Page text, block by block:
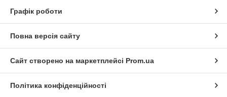
Графік роботи
Повна версія сайту
Сайт створено на маркетплейсі Prom.ua
Політика конфіденційності